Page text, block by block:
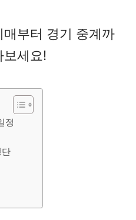
부터 경기 중계까
보세요!
정